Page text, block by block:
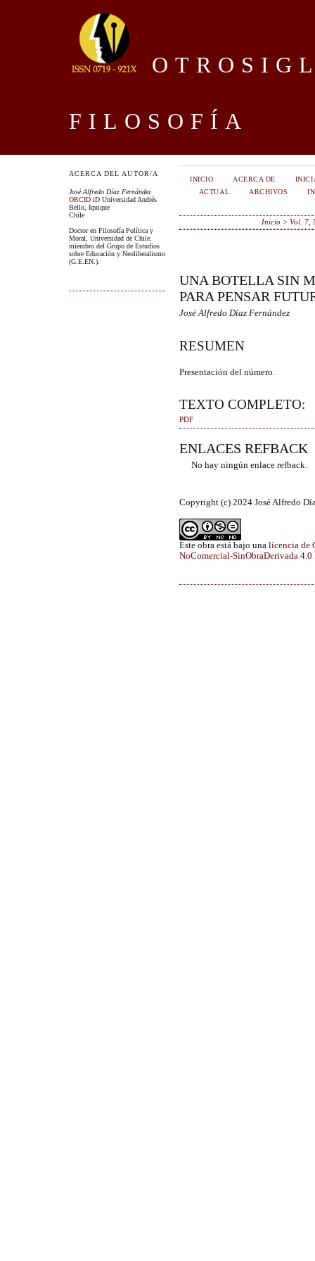
FILOSOFÍA
ACERCA DEL AUTOR/A
José Alfredo Díaz Fernández
ORCID iD Universidad Andrés
Bello, Iquique
Chile
Doctor en Filosofía Política y
Moral, Universidad de Chile.
miembro del Grupo de Estudios
sobre Educación y Neoliberalismo
(G.E.EN.).
INICIO ACERCA DE
ACTUAL
ARCHIVOS
Inicio> Vol. 7,
UNA BOTELLA SIN
PARA PENSAR
José Alfredo Díaz Fernández
RESUMEN
Presentación del número.
TEXTO COMPLETO:
PDF
ENLACES REFBACK
No hay ningún enlace refback.
Copyright (c) 2024 José Alfredo
Este obra está bajo una licencia de
NoComercial-SinObraDerivada